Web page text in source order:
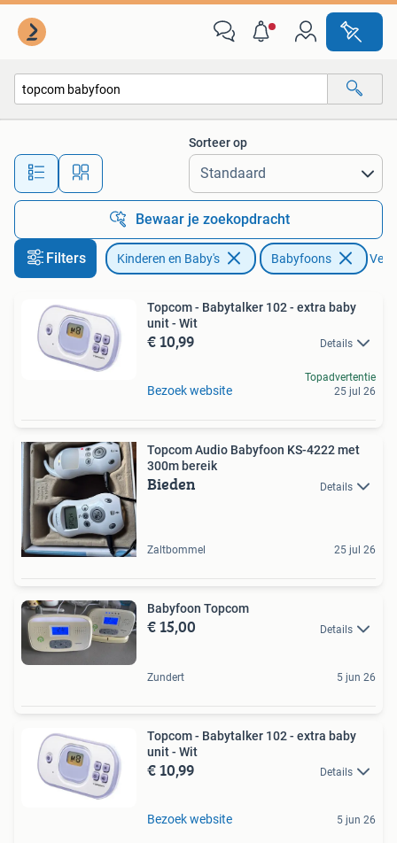
Alle afstanden…
Sorteer op
Bewaar je zoekopdracht
Filters Kinderen en Baby's Babyfoons
Topcom - Babytalker 102 - extra baby
unit - Wit
€ 10,99 Details
Bezoek website
Topadvertentie
25 jul 26
Topcom Audio Babyfoon KS-4222 met
300m bereik
Bieden Details
Zaltbommel 25 jul 26
Babyfoon Topcom
€ 15,00 Details
Zundert 5 jun 26
Topcom - Babytalker 102 - extra baby
unit - Wit
€ 10,99 Details
Bezoek website 5 jun 26